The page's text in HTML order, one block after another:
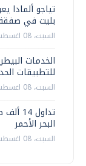
تياجو ألمادا
بليت في صفقة بـ20
السبت، 08 اغسطس 2026 06:27 م
الخدمات
للتطبيقات
السبت، 08 اغسطس 2026 06:24 م
البحر الأحمر
السبت، 08 اغسطس 2026 06:23 م